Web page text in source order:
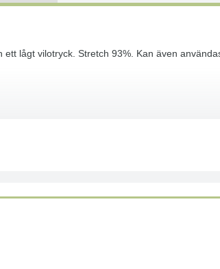
lågt vilotryck. Stretch 93%. Kan även